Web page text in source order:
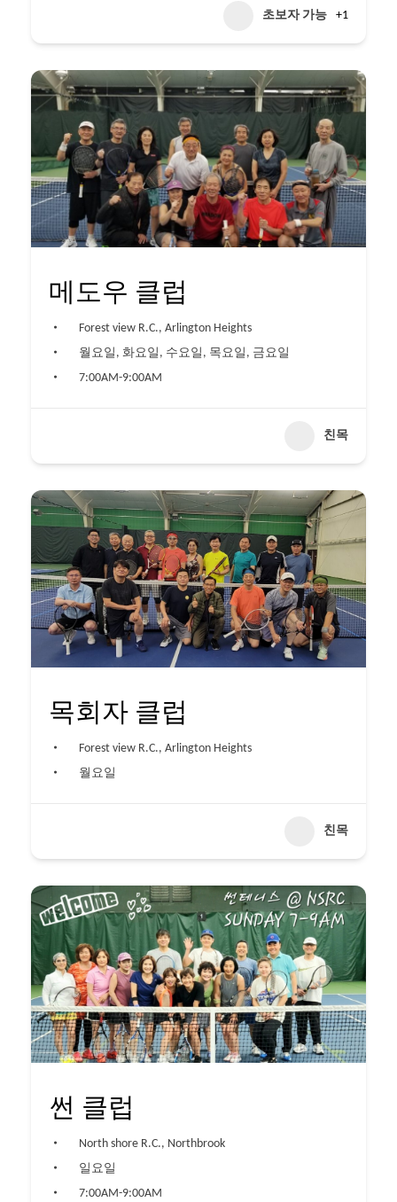
초보자 가능 +1
메도우 클럽
Forest view R.C., Arlington Heights
월요일, 화요일, 수요일, 목요일, 금요일
7:00AM-9:00AM
친목
목회자 클럽
Forest view R.C., Arlington Heights
월요일
친목
썬 클럽
North shore R.C., Northbrook
일요일
7:00AM-9:00AM